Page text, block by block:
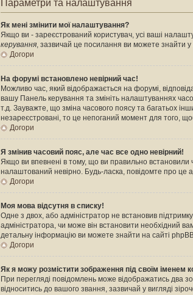
Параметри та налаштування
Як мені змінити мої налаштування?
Якщо ви - зареєстрований користувач, усі ваші
керування, зазвичай це посилання ви можете знайти у
Догори
На форумі встановлено невірний час!
Можливо час, який відображається на форумі,
вашу Панель керування та змініть налаштуваннях
т.д. Зауважте, що зміна часового поясу та багатьох
незареєстровані, то це непоганий момент для того,
Догори
Я змінив часовий пояс, але час все одно невірний!
Якщо ви впевнені в тому, що ви правильно встановили
налаштований невірно. Будь-ласка, повідомте про це
Догори
Моя мова відсутня в списку!
Одне з двох, або адміністратор не встановив
адміністратора, чи може він встановити необхідний
детальну інформацію ви можете знайти на сайті
Догори
Як я можу розмістити зображення під своїм іменем
При перегляді повідомлень може відображатись два
відноситись до вашого звання, зазвичай у вигляді